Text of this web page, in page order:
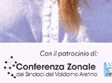
Un anno fa la
Gianni, Giulia
processo, lo